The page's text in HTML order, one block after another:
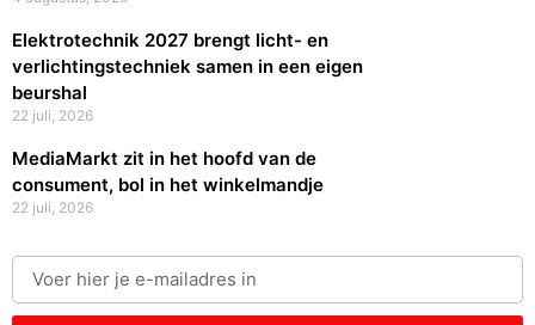
Elektrotechnik 2027 brengt licht- en
verlichtingstechniek samen in een eigen
beurshal
22 juli, 2026
MediaMarkt zit in het hoofd van de
consument, bol in het winkelmandje
22 juli, 2026